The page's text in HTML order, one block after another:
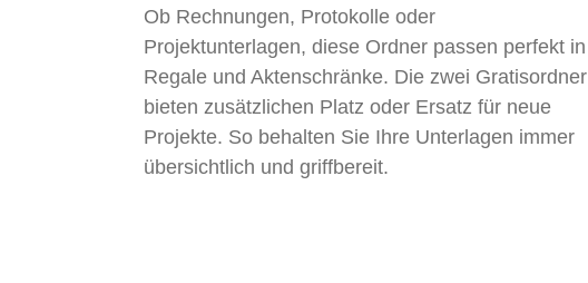
Ob Rechnungen, Protokolle oder
Projektunterlagen, diese Ordner passen perfekt in
Regale und Aktenschränke. Die zwei Gratisordner
bieten zusätzlichen Platz oder Ersatz für neue
Projekte. So behalten Sie Ihre Unterlagen immer
übersichtlich und griffbereit.